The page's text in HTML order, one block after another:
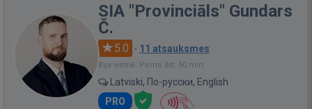
SIA "Provinciāls" Gundars
Č.
5.0 · 11 atsauksmes
Bija vietnē: Pirms 3st. 50 min.
Latviski, По-русски, English
PRO